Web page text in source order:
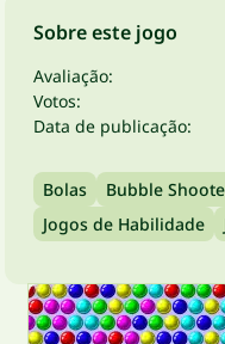
Sobre este jogo
Avaliação:
Votos:
Data de publicação:
Bolas Bubble
Jogos de Habilidade